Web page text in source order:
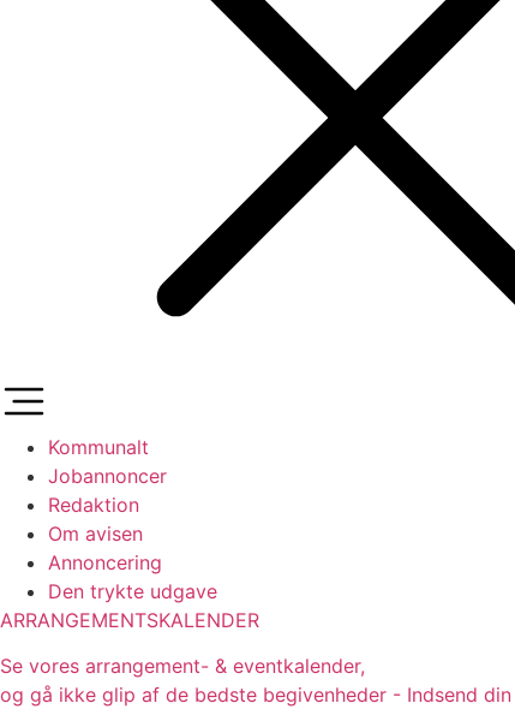
Kommunalt
Jobannoncer
Redaktion
Om avisen
Annoncering
Den trykte udgave
ARRANGEMENTSKALENDER
Se vores arrangement- & eventkalender,
og gå ikke glip af de bedste begivenheder - Indsend